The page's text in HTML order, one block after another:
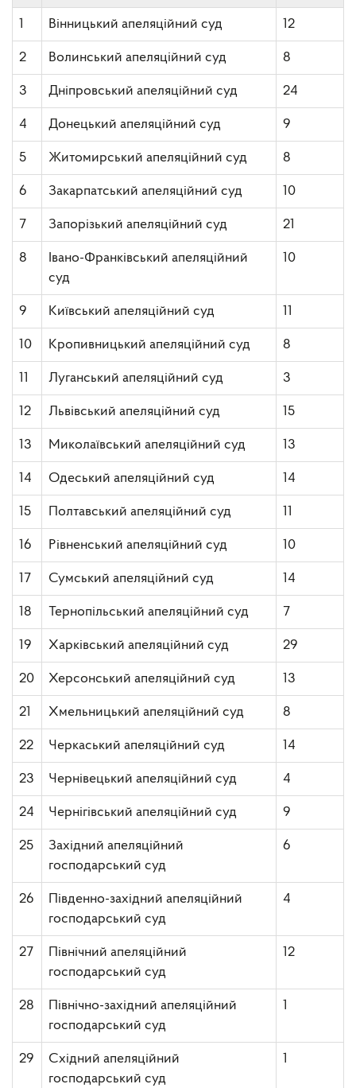
1 Вінницький апеляційний суд 12
2 Волинський апеляційний суд 8
3 Дніпровський апеляційний суд 24
4 Донецький апеляційний суд 9
5 Житомирський апеляційний суд 8
6 Закарпатський апеляційний суд 10
7 Запорізький апеляційний суд 21
8
Івано-Франківський апеляційний
суд
10
9 Київський апеляційний суд 11
10 Кропивницький апеляційний суд 8
11 Луганський апеляційний суд 3
12 Львівський апеляційний суд 15
13 Миколаївський апеляційний суд 13
14 Одеський апеляційний суд 14
15 Полтавський апеляційний суд 11
16 Рівненський апеляційний суд 10
17 Сумський апеляційний суд 14
18 Тернопільський апеляційний суд 7
19 Харківський апеляційний суд 29
20 Херсонський апеляційний суд 13
21 Хмельницький апеляційний суд 8
22 Черкаський апеляційний суд 14
23 Чернівецький апеляційний суд 4
24 Чернігівський апеляційний суд 9
25
Західний апеляційний
господарський суд
6
26
Південно-західний апеляційний
господарський суд
4
27
Північний апеляційний
господарський суд
12
28
Північно-західний апеляційний
господарський суд
1
29
Східний апеляційний
господарський суд
1